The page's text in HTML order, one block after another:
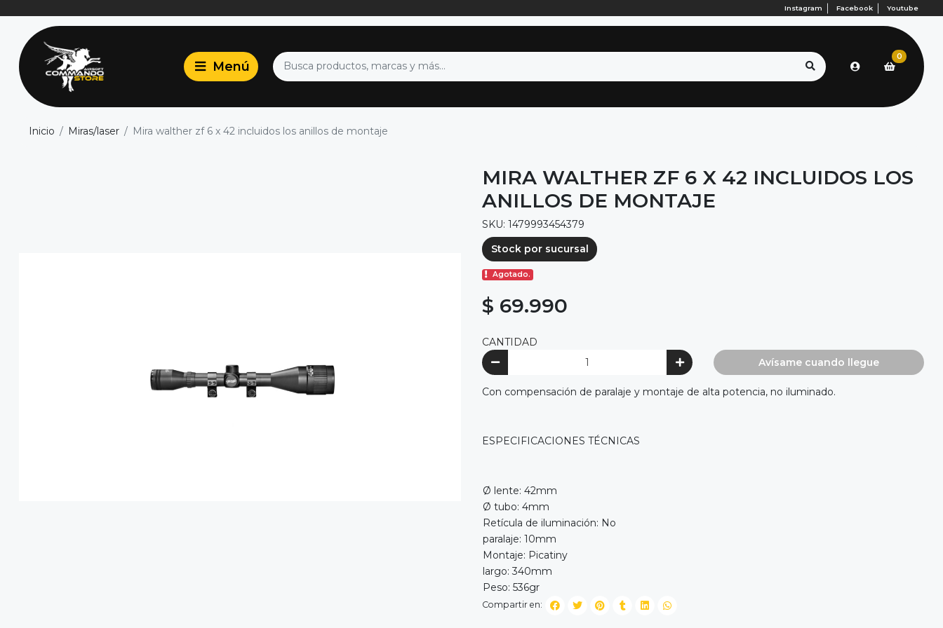
Instagram Facebook Youtube
0
Inicio Miras/laser Mira walther zf 6 x 42 incluidos los anillos de montaje
MIRA WALTHER ZF 6 X 42 INCLUIDOS LOS
ANILLOS DE MONTAJE
SKU: 1479993454379
Stock por sucursal
Agotado.
$ 69.990
CANTIDAD
Avísame cuando llegue
Con compensación de paralaje y montaje de alta potencia, no iluminado.
ESPECIFICACIONES TÉCNICAS
Ø lente: 42mm
Ø tubo: 4mm
Retícula de iluminación: No
paralaje: 10mm
Montaje: Picatiny
largo: 340mm
Peso: 536gr
Compartir en: